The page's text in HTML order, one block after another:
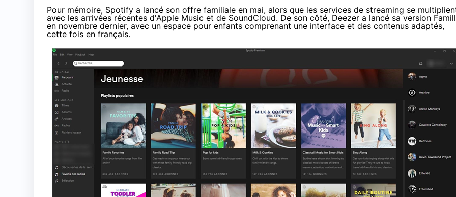
Pour mémoire, Spotify a lancé son offre familiale en mai, alors que les services de streaming se
avec les arrivées récentes d'Apple Music et de SoundCloud. De son côté, Deezer a lancé sa version
en novembre dernier, avec un espace pour enfants comprenant une interface et des contenus adaptés,
cette fois en français.